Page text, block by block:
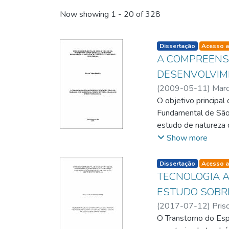
Now showing 1 - 20 of 328
Dissertação Acesso
A
(2009-05-11)
Garcia;Profa. Dra.
O objetivo principal
Fundamental de
estudo de natureza
instrumento de
superficiais dos
desta lacuna,
criança. Por fim,
desenvolvimento
proposta de
apresentando uma
Show more
Dissertação Acesso
TECNOLOGIA
ESTUDO
(2017-07-12)
Prof. Dra. Elizabete
O Transtorno do